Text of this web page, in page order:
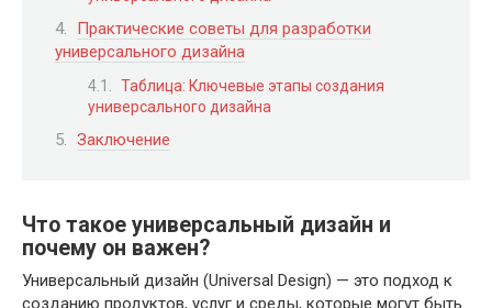
Практические советы для разработки
универсального дизайна
Таблица: Ключевые этапы создания
универсального дизайна
Заключение
Что такое универсальный дизайн и
почему он важен?
Универсальный дизайн (Universal Design) — это подход к
созданию продуктов, услуг и среды, которые могут быть